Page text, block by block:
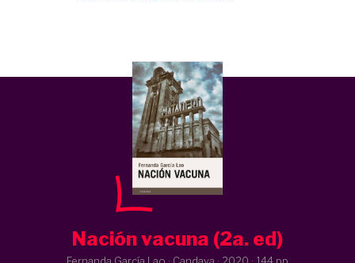
Nación vacuna (2a. ed)
Fernanda García Lao · Candaya · 2020 · 144 pp